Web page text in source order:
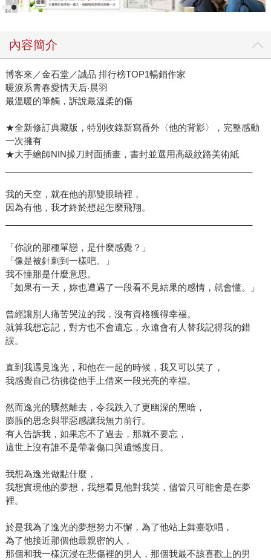
內容簡介
博客來／金石堂／誠品 排行榜TOP1暢銷作家
暖淚系青春愛情天后‧晨羽
最溫暖的筆觸，訴說最溫柔的傷
★全新修訂典藏版，特別收錄新寫番外〈他的背影〉，完整感動
一次擁有
★大手繪師NIN操刀封面插畫，書封並選用高級紋路美術紙
我的天空，就在他的那雙眼睛裡，
因為有他，我才終於想起怎麼飛翔。
「你說的那種單戀，是什麼感覺？」
「像是被針刺到一樣吧。」
我不懂那是什麼意思。
「如果有一天，妳也遭遇了一段看不見結果的感情，就會懂。」
曾經讓別人痛苦哭泣的我，沒有資格獲得幸福。
就算我想忘記，對方也不會遺忘，永遠會有人替我記得我的錯
誤。
直到我遇見逸光，和他在一起的時候，我又可以笑了，
我感覺自己彷彿從他手上借來一段光亮的幸福。
然而逸光的驟然離去，令我跌入了更幽深的黑暗，
膨脹的思念與罪惡感讓我無力前行。
有人告訴我，如果忘不了過去，那就不要忘，
這世上沒有誰不是帶著傷口與遺憾度日。
我想為逸光做點什麼，
我想實現他的夢想，我想看見他對我笑，儘管只可能會是在夢
裡。
於是我為了逸光的夢想努力不懈，為了他站上舞臺歌唱，
為了他接近那個他最親密的人，
那個和我一樣沉浸在悲傷裡的男人，那個我最不該喜歡上的男